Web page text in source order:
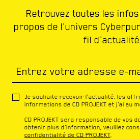
Retrouvez toutes les
propos de l'univers
fil d'actualité
Entrez votre adresse e-
Je souhaite recevoir l'actualité, les
informations de CD PROJEKT et j'ai au
CD PROJEKT sera responsable de vos
obtenir plus d'information, veuillez
confidentialité de CD PROJEKT.